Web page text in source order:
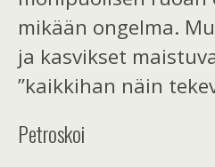
mikään ongelma.
ja kasvikset
”kaikkihan näin
Petroskoi